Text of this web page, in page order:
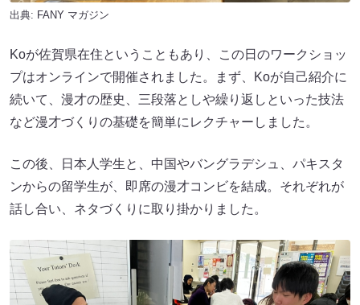
出典: FANY マガジン
Koが佐賀県在住ということもあり、この日のワークショッ
プはオンラインで開催されました。まず、Koが自己紹介に
続いて、漫才の歴史、三段落としや繰り返しといった技法
など漫才づくりの基礎を簡単にレクチャーしました。
この後、日本人学生と、中国やバングラデシュ、パキスタ
ンからの留学生が、即席の漫才コンビを結成。それぞれが
話し合い、ネタづくりに取り掛かりました。